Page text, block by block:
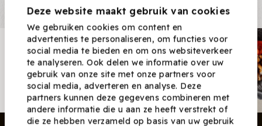
Deze website maakt gebruik van cookies
We gebruiken cookies om content en
advertenties te personaliseren, om functies voor
social media te bieden en om ons websiteverkeer
te analyseren. Ook delen we informatie over uw
gebruik van onze site met onze partners voor
social media, adverteren en analyse. Deze
partners kunnen deze gegevens combineren met
andere informatie die u aan ze heeft verstrekt of
die ze hebben verzameld op basis van uw gebruik
Nieuwsbrief
Ontvang nieuwe recepten,
producten en tips maandelijks in
je mailbox.